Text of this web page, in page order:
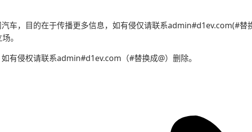
车，目的在于传播更多信息，如有侵仅请联系admin#d1ev.com(#替
。
有侵权请联系admin#d1ev.com（#替换成@）删除。